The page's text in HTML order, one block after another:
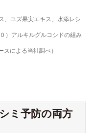
、ユズ果実エキス、水添レシ
）アルキルグルコシドの組み
による当社調べ）
ミ予防の両方